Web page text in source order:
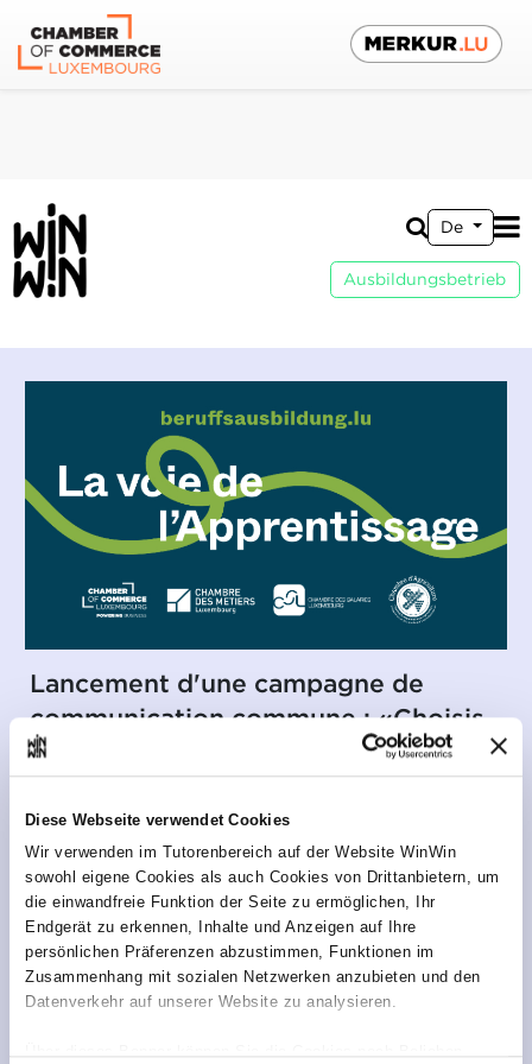
Diese Webseite verwendet Cookies
Wir verwenden im Tutorenbereich auf der Website WinWin
sowohl eigene Cookies als auch Cookies von Drittanbietern, um
die einwandfreie Funktion der Seite zu ermöglichen, Ihr
Endgerät zu erkennen, Inhalte und Anzeigen auf Ihre
persönlichen Präferenzen abzustimmen, Funktionen im
Zusammenhang mit sozialen Netzwerken anzubieten und den
Datenverkehr auf unserer Website zu analysieren.
De
Ausbildungsbetrieb
Lancement d'une campagne de
communication commune : «Choisis
la voie de l'apprentissage - Rejoins
2.000 apprentis»
Faire alterner la théorie et la pratique pour
optimiser l'acquisition des savoirs et les transformer
en savoir-faire. Telle est l'ambition de
l'apprentissage. Ce système de formation en